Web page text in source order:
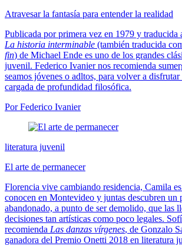
Atravesar la fantasía para entender la realidad
Publicada por primera vez en 1979 y traducida
La historia interminable (también traducida
fin) de Michael Ende es uno de los grandes
juvenil. Federico Ivanier nos recomienda
seamos jóvenes o adltos, para volver a disfrutar
cargada de profundidad filosófica.
Por Federico Ivanier
literatura juvenil
El arte de permanecer
Florencia vive cambiando residencia, Camila
conocen en Montevideo y juntas descubren un
abandonado, a punto de ser demolido, que las
decisiones tan artísticas como poco legales.
recomienda Las danzas vírgenes, de Gonzalo
ganadora del Premio Onetti 2018 en literatura